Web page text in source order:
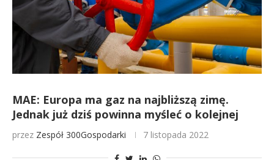
MAE: Europa ma gaz na najbliższą zimę.
Jednak już dziś powinna myśleć o kolejnej
przez Zespół 300Gospodarki 7 listopada 2022